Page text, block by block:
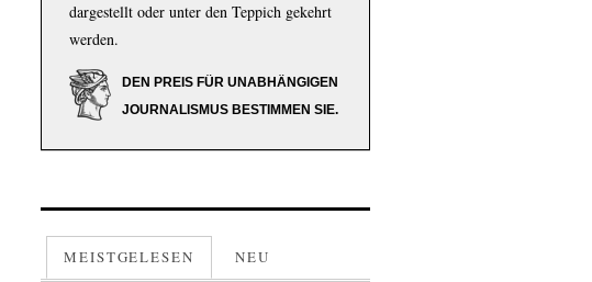
dargestellt oder unter den Teppich gekehrt
werden.
DEN PREIS FÜR UNABHÄNGIGEN
JOURNALISMUS BESTIMMEN SIE.
MEISTGELESEN NEU